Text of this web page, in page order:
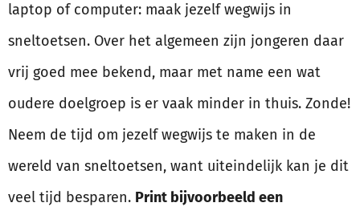
laptop of computer: maak jezelf wegwijs in
sneltoetsen. Over het algemeen zijn jongeren daar
vrij goed mee bekend, maar met name een wat
oudere doelgroep is er vaak minder in thuis. Zonde!
Neem de tijd om jezelf wegwijs te maken in de
wereld van sneltoetsen, want uiteindelijk kan je dit
veel tijd besparen. Print bijvoorbeeld een